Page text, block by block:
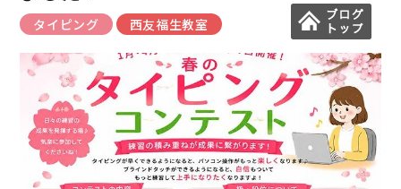
タイピング 西友福生教室